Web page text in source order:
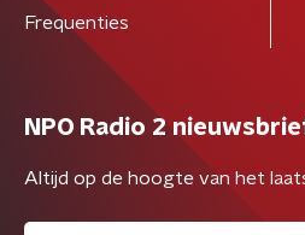
Frequenties
NPO Radio 2
Altijd op de hoogte van het